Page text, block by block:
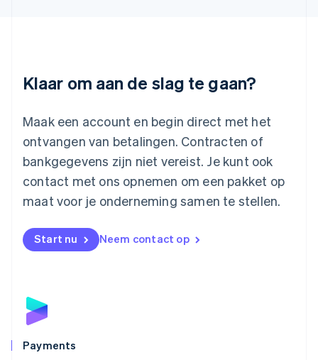
Klaar om aan de slag te gaan?
Maak een account en begin direct met het
ontvangen van betalingen. Contracten of
bankgegevens zijn niet vereist. Je kunt ook
contact met ons opnemen om een pakket op
maat voor je onderneming samen te stellen.
Start nu Neem contact op
Payments
FrançaisDeutschEnglish
English
Malta
English
Mexico
Nederland
NederlandsEnglish
English
Noorwegen
Polen
English
Português